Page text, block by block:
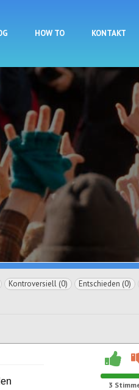
HOW TO KONTAKT
Kontroversiell (0) Entschieden (0)
3